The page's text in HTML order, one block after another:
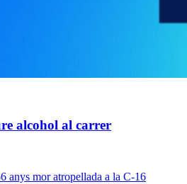
alcohol al carrer